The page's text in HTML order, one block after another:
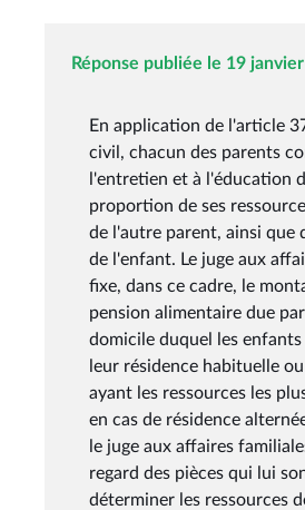
Réponse publiée le 19
En application de l'article
civil, chacun des parents
l'entretien et à l'éducation
proportion de ses
de l'autre parent, ainsi que
de l'enfant. Le juge aux
fixe, dans ce cadre, le
pension alimentaire due
domicile duquel les
leur résidence habituelle
ayant les ressources les
en cas de résidence
le juge aux affaires
regard des pièces qui lui
déterminer les ressources